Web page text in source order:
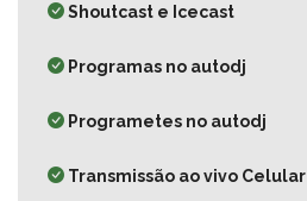
Shoutcast e Icecast
Programas no autodj
Programetes no autodj
Transmissão ao vivo Celular